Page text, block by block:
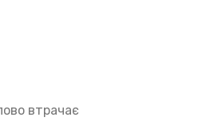
втрачає